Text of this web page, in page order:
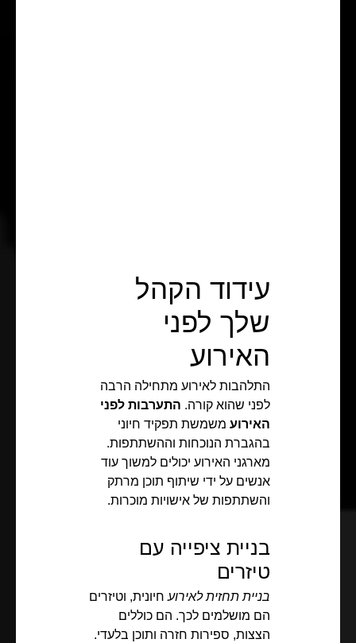
עידוד הקהל
שלך לפני
האירוע
התלהבות לאירוע מתחילה הרבה
לפני שהוא קורה. התערבות לפני
האירוע משמשת תפקיד חיוני
בהגברת הנוכחות וההשתתפות.
מארגני האירוע יכולים למשוך עוד
אנשים על ידי שיתוף תוכן מרתק
והשתתפות של אישויות מוכרות.
בניית ציפייה עם
טיזרים
בניית תחזית לאירועחיונית, וטיזרים
הם מושלמים לכך. הם כוללים
הצצות, ספירות חזרה ותוכן בלעדי.